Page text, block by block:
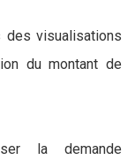
des visualisations
du montant de
la demande